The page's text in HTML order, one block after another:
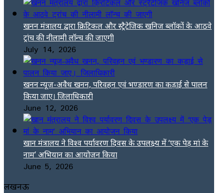
खनन मंत्रालय द्वारा क्रिटिकल और स्ट्रैटेजिक खनिज ब्लॉकों के आठवे
ट्रांच की नीलामी लॉन्च की जाएगी
July 14, 2026
खनन न्यूज-अवैध खनन, परिवहन एवं भण्डारण का कड़ाई से पालन
किया जाए। जिलाधिकारी
June 12, 2026
खान मंत्रालय ने विश्व पर्यावरण दिवस के उपलक्ष्य में ‘एक पेड़ मां के
नाम’ अभियान का आयोजन किया
June 5, 2026
लखनऊ